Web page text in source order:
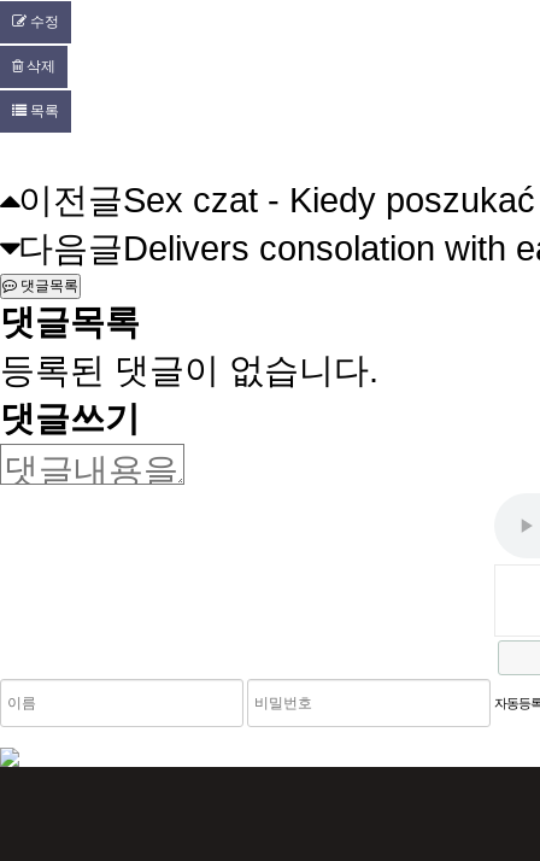
수정
삭제
목록
이전글Sex czat - Kiedy
다음글Delivers consolation with
댓글목록
댓글목록
등록된 댓글이 없습니다.
댓글쓰기
자동등